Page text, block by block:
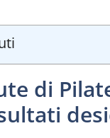
di